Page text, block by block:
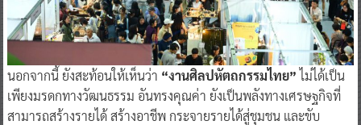
นอกจากนี้ ยังสะท้อนให้เห็นว่า “งานศิลปหัตถกรรมไทย”ไม่ได้เป็น
เพียงมรดกทางวัฒนธรรม อันทรงคุณค่า ยังเป็นพลังทางเศรษฐกิจที่
สามารถสร้างรายได้ สร้างอาชีพ กระจายรายได้สู่ชุมชน และขับ